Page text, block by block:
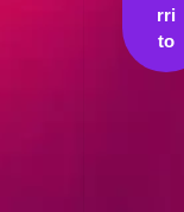
rri
to